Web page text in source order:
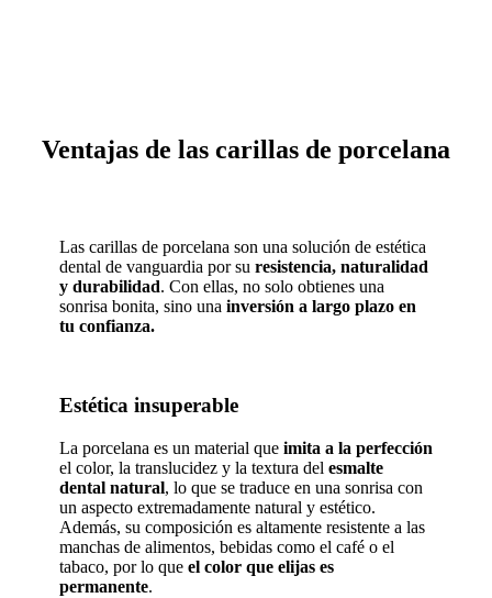
Ventajas de las carillas de porcelana
Las carillas de porcelana son una solución de estética
dental de vanguardia por su resistencia, naturalidad
y durabilidad. Con ellas, no solo obtienes una
sonrisa bonita, sino una inversión a largo plazo en
tu confianza.
Estética insuperable
La porcelana es un material que imita a la perfección
el color, la translucidez y la textura del esmalte
dental natural, lo que se traduce en una sonrisa con
un aspecto extremadamente natural y estético.
Además, su composición es altamente resistente a las
manchas de alimentos, bebidas como el café o el
tabaco, por lo que el color que elijas es
permanente.